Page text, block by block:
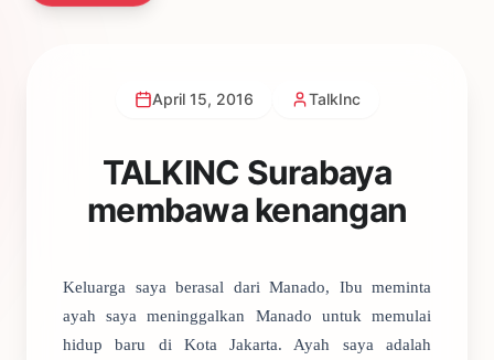
April 15, 2016 TalkInc
TALKINC Surabaya
membawa kenangan
Keluarga saya berasal dari Manado, Ibu meminta
ayah saya meninggalkan Manado untuk memulai
hidup baru di Kota Jakarta. Ayah saya adalah